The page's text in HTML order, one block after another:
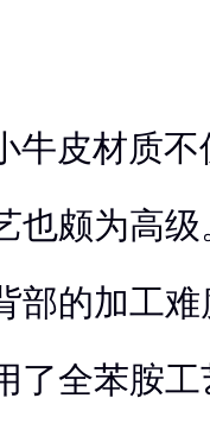
牛皮材质
也颇为高
部的加工
了全苯胺